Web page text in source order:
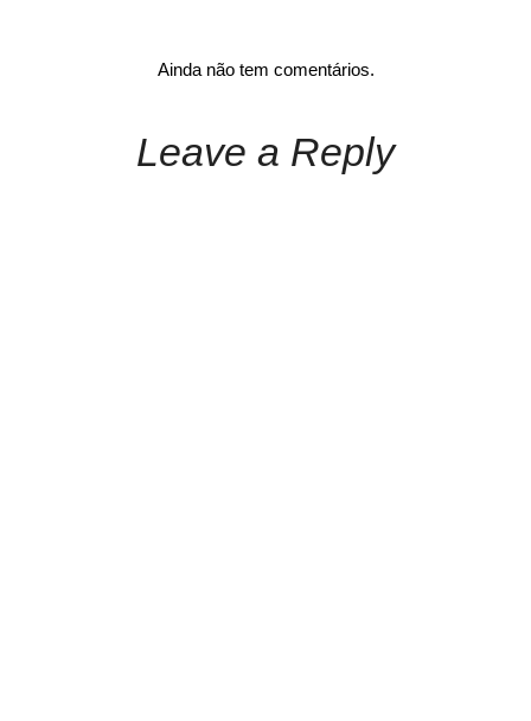
Ainda não tem comentários.
Leave a Reply